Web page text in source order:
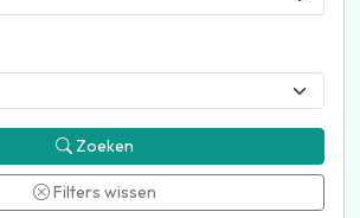
Zoeken
Filters wissen